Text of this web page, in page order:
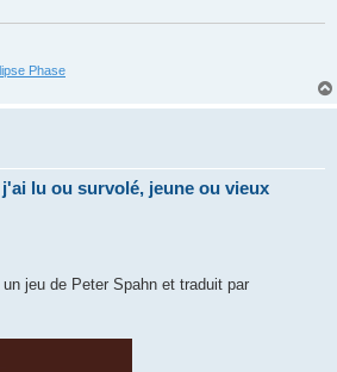
Phase
lu ou survolé, jeune ou vieux
jeu de Peter Spahn et traduit par